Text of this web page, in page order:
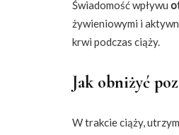
Świadomość wpływu
żywieniowymi i
krwi podczas ciąży.
Jak obniżyć
W trakcie ciąży,